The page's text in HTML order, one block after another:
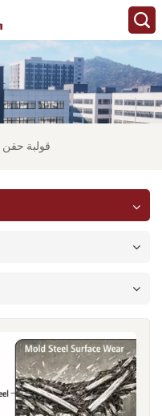
قولبة حقن